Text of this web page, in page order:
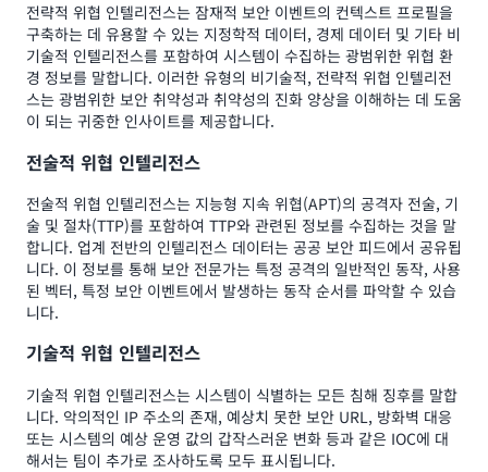
전략적 위협 인텔리전스는 잠재적 보안 이벤트의 컨텍스트 프로필을
구축하는 데 유용할 수 있는 지정학적 데이터, 경제 데이터 및 기타 비
기술적 인텔리전스를 포함하여 시스템이 수집하는 광범위한 위협 환
경 정보를 말합니다. 이러한 유형의 비기술적, 전략적 위협 인텔리전
스는 광범위한 보안 취약성과 취약성의 진화 양상을 이해하는 데 도움
이 되는 귀중한 인사이트를 제공합니다.
전술적 위협 인텔리전스
전술적 위협 인텔리전스는 지능형 지속 위협(APT)의 공격자 전술, 기
술 및 절차(TTP)를 포함하여 TTP와 관련된 정보를 수집하는 것을 말
합니다. 업계 전반의 인텔리전스 데이터는 공공 보안 피드에서 공유됩
니다. 이 정보를 통해 보안 전문가는 특정 공격의 일반적인 동작, 사용
된 벡터, 특정 보안 이벤트에서 발생하는 동작 순서를 파악할 수 있습
니다.
기술적 위협 인텔리전스
기술적 위협 인텔리전스는 시스템이 식별하는 모든 침해 징후를 말합
니다. 악의적인 IP 주소의 존재, 예상치 못한 보안 URL, 방화벽 대응
또는 시스템의 예상 운영 값의 갑작스러운 변화 등과 같은 IOC에 대
해서는 팀이 추가로 조사하도록 모두 표시됩니다.